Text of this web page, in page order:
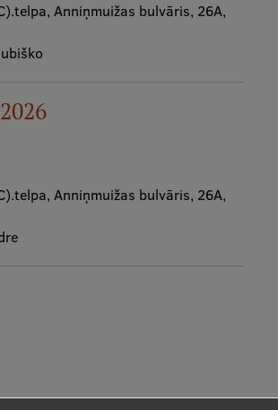
Anniņmuižas bulvāris, 26A,
Anniņmuižas bulvāris, 26A,